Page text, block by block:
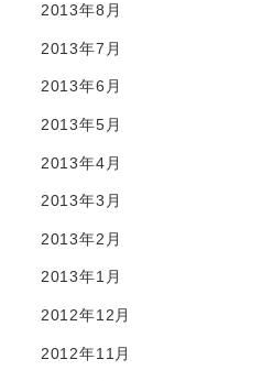
2013年8月
2013年7月
2013年6月
2013年5月
2013年4月
2013年3月
2013年2月
2013年1月
2012年12月
2012年11月